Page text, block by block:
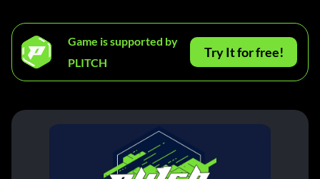
Game is supported by
PLITCH
Try It for free!